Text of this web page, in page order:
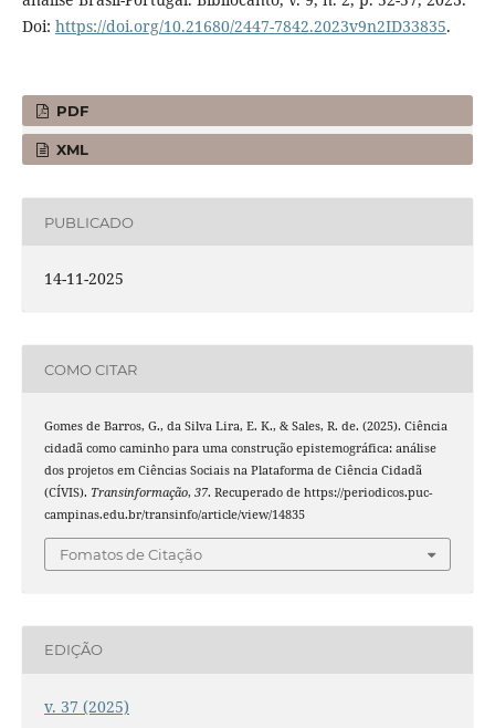
Doi: https://doi.org/10.21680/2447-7842.2023v9n2ID33835.
PDF
XML
PUBLICADO
14-11-2025
COMO CITAR
Gomes de Barros, G., da Silva Lira, E. K., & Sales, R. de. (2025). Ciência
cidadã como caminho para uma construção epistemográfica: análise
dos projetos em Ciências Sociais na Plataforma de Ciência Cidadã
(CÍVIS). Transinformação, 37. Recuperado de https://periodicos.puc-
campinas.edu.br/transinfo/article/view/14835
Fomatos de Citação
EDIÇÃO
v. 37 (2025)